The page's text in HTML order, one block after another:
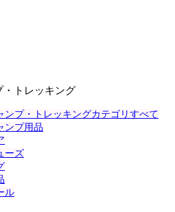
・トレッキング
ンプ・トレッキングカテゴリすべて
ンプ用品
ーズ
ル